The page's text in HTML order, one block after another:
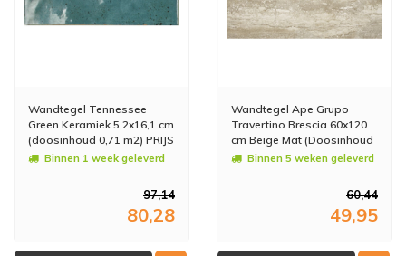
Wandtegel Tennessee
Green Keramiek 5,2x16,1 cm
(doosinhoud 0,71 m2) PRIJS
PER METER
Binnen 1 week geleverd
97,14
80,28
Wandtegel Ape Grupo
Travertino Brescia 60x120
cm Beige Mat (Doosinhoud
1,44M2) (prijs per m2)
Binnen 5 weken geleverd
60,44
49,95